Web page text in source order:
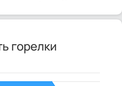
горелки